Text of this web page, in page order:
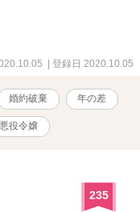
| 登録日 2020.10.05
婚約破棄 年の差
悪役令嬢
235